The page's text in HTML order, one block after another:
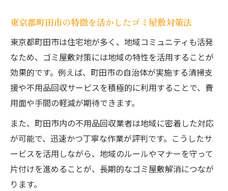
ス
家族や周囲の協力を得るゴミ屋敷問題の解
決策
ゴミ屋敷状態を改善するための日常習慣
家財整理を進めたいときの実践ポイント
ゴミ屋敷家財整理の計画を立てて無駄を省
く方法
不用品処分と家財整理を同時に進めるコツ
ゴミ屋敷整理で大切な物を見逃さないチェ
ック法
東京都町田市の特徴を活かしたゴミ屋敷対策法
東京都町田市は住宅地が多く、地域コミュニティも活発
なため、ゴミ屋敷対策には地域の特性を活用することが
効果的です。例えば、町田市の自治体が実施する清掃支
援や不用品回収サービスを積極的に利用することで、費
用面や手間の軽減が期待できます。
また、町田市内の不用品回収業者は地域に密着した対応
が可能で、迅速かつ丁寧な作業が評判です。こうしたサ
ービスを活用しながら、地域のルールやマナーを守って
片付けを進めることが、長期的なゴミ屋敷解消につなが
ります。